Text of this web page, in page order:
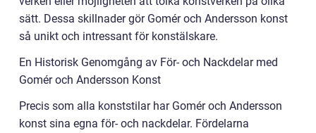
sätt. Dessa skillnader gör Gomér och Andersson konst
så unikt och intressant för konstälskare.
En Historisk Genomgång av För- och Nackdelar med
Gomér och Andersson Konst
Precis som alla konststilar har Gomér och Andersson
konst sina egna för- och nackdelar. Fördelarna